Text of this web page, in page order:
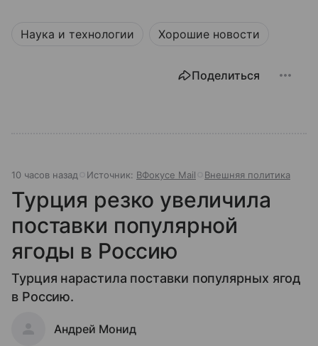
Наука и технологии Хорошие новости
Поделиться
10 часов назад Источник: ВФокусе Mail Внешняя политика
Турция резко увеличила
поставки популярной
ягоды в Россию
Турция нарастила поставки популярных ягод
в Россию.
Андрей Монид